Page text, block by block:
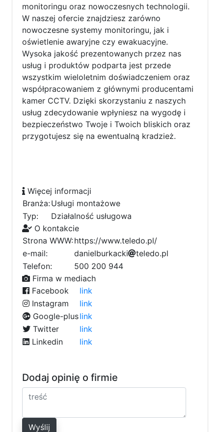
monitoringu oraz nowoczesnych technologii.
W naszej ofercie znajdziesz zarówno
nowoczesne systemy monitoringu, jak i
oświetlenie awaryjne czy ewakuacyjne.
Wysoka jakość prezentowanych przez nas
usług i produktów podparta jest przede
wszystkim wieloletnim doświadczeniem oraz
współpracowaniem z głównymi producentami
kamer CCTV. Dzięki skorzystaniu z naszych
usług zdecydowanie wpłyniesz na wygodę i
bezpieczeństwo Twoje i Twoich bliskich oraz
przygotujesz się na ewentualną kradzież.
Więcej informacji
Branża:Usługi montażowe
Typ:
Działalność usługowa
O kontakcie
Strona WWW:https://www.teledo.pl/
e-mail:
danielburkacki t2
eleb
do.pl
Telefon:
500 200 944
Firma w mediach
Facebook
link
Instagram
link
Google-pluslink
Twitter
link
Linkedin
link
Dodaj opinię o firmie
Wyślij